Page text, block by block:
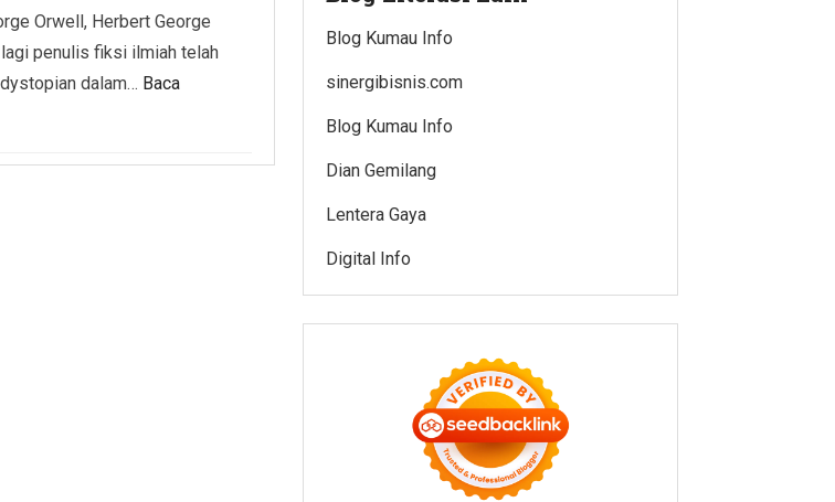
Orwell, Herbert George
penulis fiksi ilmiah telah
dalam… Baca
Blog Kumau Info
sinergibisnis.com
Blog Kumau Info
Dian Gemilang
Lentera Gaya
Digital Info